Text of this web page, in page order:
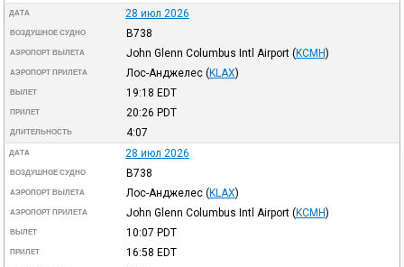
ДАТА 28 июл 2026
ВОЗДУШНОЕ СУДНО B738
АЭРОПОРТ ВЫЛЕТА John Glenn Columbus Intl Airport (KCMH)
АЭРОПОРТ ПРИЛЕТА Лос-Анджелес (KLAX)
ВЫЛЕТ 19:18 EDT
ПРИЛЕТ 20:26 PDT
ДЛИТЕЛЬНОСТЬ 4:07
ДАТА 28 июл 2026
ВОЗДУШНОЕ СУДНО B738
АЭРОПОРТ ВЫЛЕТА Лос-Анджелес (KLAX)
АЭРОПОРТ ПРИЛЕТА John Glenn Columbus Intl Airport (KCMH)
ВЫЛЕТ 10:07 PDT
ПРИЛЕТ 16:58 EDT